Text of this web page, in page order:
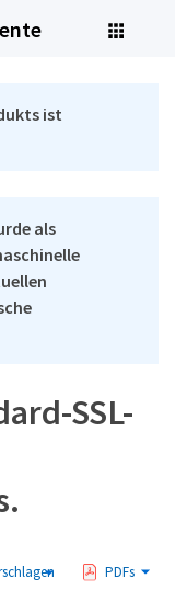
ist
als
SSL-
PDFs